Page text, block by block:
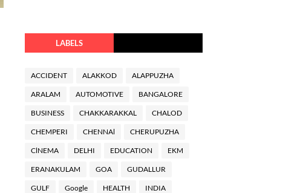
LABELS
ACCIDENT ALAKKOD ALAPPUZHA
ARALAM AUTOMOTIVE BANGALORE
BUSINESS CHAKKARAKKAL CHALOD
CHEMPERI CHENNAl CHERUPUZHA
ClNEMA DELHI EDUCATION EKM
ERANAKULAM GOA GUDALLUR
GULF Google HEALTH INDIA